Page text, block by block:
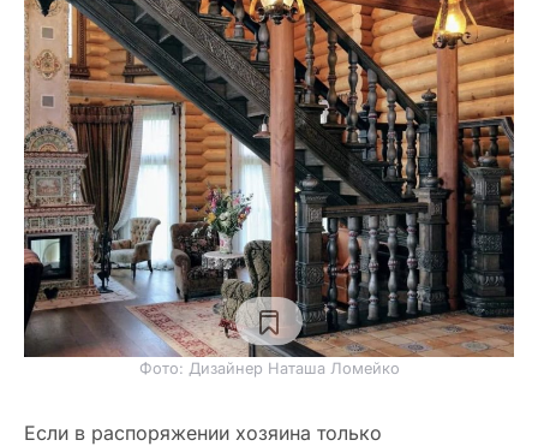
Фото: Дизайнер Наташа Ломейко
Если в распоряжении хозяина только